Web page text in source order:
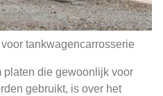
tankwagencarrosserie
platen die gewoonlijk voor
gebruikt, is over het